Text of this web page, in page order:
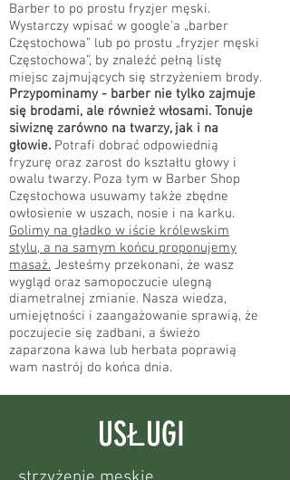
Barber to po prostu fryzjer męski.
Wystarczy wpisać w google'a „barber
Częstochowa” lub po prostu „fryzjer męski
Częstochowa”, by znaleźć pełną listę
miejsc zajmujących się strzyżeniem brody.
Przypominamy - barber nie tylko zajmuje
się brodami, ale również włosami. Tonuje
siwiznę zarówno na twarzy, jak i na
głowie. Potrafi dobrać odpowiednią
fryzurę oraz zarost do kształtu głowy i
owalu twarzy. Poza tym w Barber Shop
Częstochowa usuwamy także zbędne
owłosienie w uszach, nosie i na karku.
Golimy na gładko w iście królewskim
stylu, a na samym końcu proponujemy
masaż. Jesteśmy przekonani, że wasz
wygląd oraz samopoczucie ulegną
diametralnej zmianie. Nasza wiedza,
umiejętności i zaangażowanie sprawią, że
poczujecie się zadbani, a świeżo
zaparzona kawa lub herbata poprawią
wam nastrój do końca dnia.
USŁUGI